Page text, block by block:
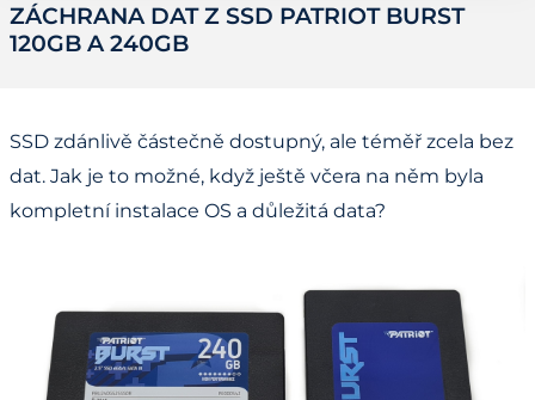
ZÁCHRANA DAT Z SSD PATRIOT BURST
120GB A 240GB
SSD zdánlivě částečně dostupný, ale téměř zcela bez
dat. Jak je to možné, když ještě včera na něm byla
kompletní instalace OS a důležitá data?